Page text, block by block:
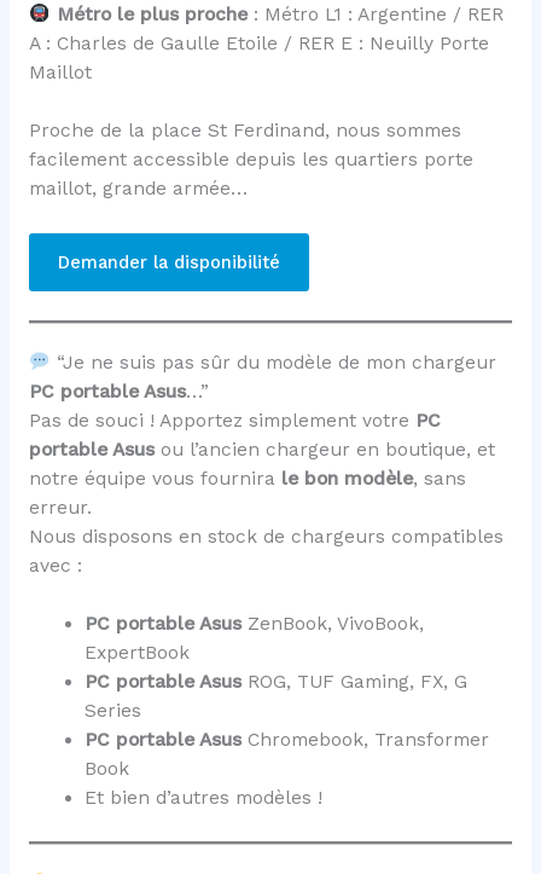
Métro le plus proche: Métro L1 : Argentine / RER
A : Charles de Gaulle Etoile / RER E : Neuilly Porte
Maillot
Proche de la place St Ferdinand, nous sommes
facilement accessible depuis les quartiers porte
maillot, grande armée…
Demander la disponibilité
“Je ne suis pas sûr du modèle de mon chargeur
PC portable Asus…”
Pas de souci ! Apportez simplement votre PC
portable Asus ou l’ancien chargeur en boutique, et
notre équipe vous fournira le bon modèle, sans
erreur.
Nous disposons en stock de chargeurs compatibles
avec :
PC portable Asus ZenBook, VivoBook,
ExpertBook
PC portable Asus ROG, TUF Gaming, FX, G
Series
PC portable Asus Chromebook, Transformer
Book
Et bien d’autres modèles !